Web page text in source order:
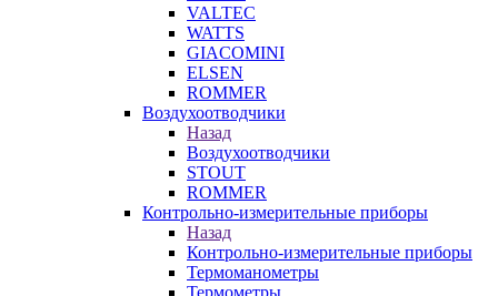
VALTEC
WATTS
GIACOMINI
ELSEN
ROMMER
Воздухоотводчики
Назад
Воздухоотводчики
STOUT
ROMMER
Контрольно-измерительные приборы
Назад
Контрольно-измерительные приборы
Термоманометры
Термометры